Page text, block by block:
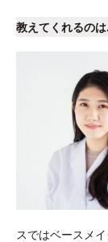
教えてくれるの
スではベースメ